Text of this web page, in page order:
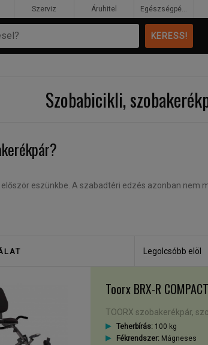
Szobabicikli,
eszünkbe. A szabadtéri edzés azonban nem
Fittsport webáruházban 12-36
birtokában?
Toorx BRX-R
TOORX szobakerékpár,
Teherbírás: 100 kg
Fékrendszer: Mágneses
Szerviz Áruhitel Egészségpénztár